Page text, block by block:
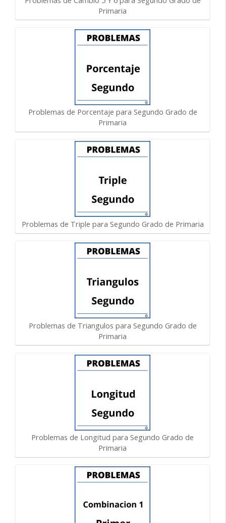
Primaria
Problemas de Porcentaje para Segundo Grado de
Primaria
Problemas de Triple para Segundo Grado de Primaria
Problemas de Triangulos para Segundo Grado de
Primaria
Problemas de Longitud para Segundo Grado de
Primaria